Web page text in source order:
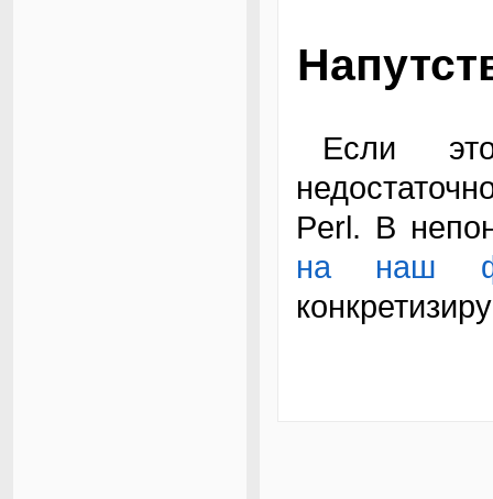
Если этого маленького ликбеза вам
Perl. В
на наш